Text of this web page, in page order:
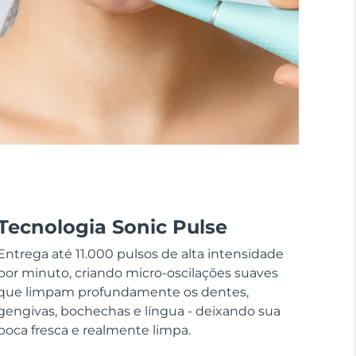
Sonic Pulse
até 11.000 pulsos de alta intensidade
minuto, criando micro-oscilações suaves
limpam profundamente os dentes,
bochechas e língua - deixando sua
fresca e realmente limpa.